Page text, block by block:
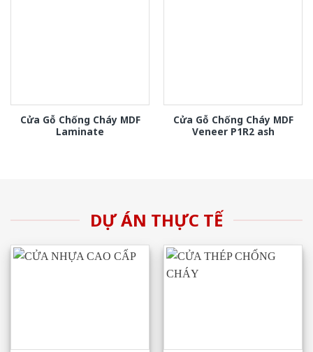
Cửa Gỗ Chống Cháy MDF
Laminate
Cửa Gỗ Chống Cháy MDF
Veneer P1R2 ash
DỰ ÁN THỰC TẾ